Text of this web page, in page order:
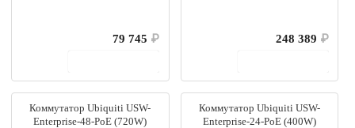
79 745 ₽
248 389 ₽
Коммутатор Ubiquiti USW-
Enterprise-48-PoE (720W)
Коммутатор Ubiquiti USW-
Enterprise-24-PoE (400W)